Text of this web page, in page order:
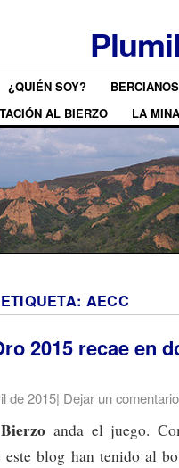
¿QUIÉN SOY?
AL BIERZO
LA MINA
AECC
2015 recae en
de 2015| Dejar un comentario
Bierzo anda el juego.
este blog han tenido al